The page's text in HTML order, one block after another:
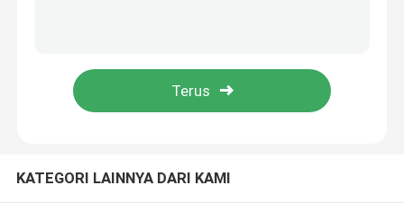
KATEGORI LAINNYA DARI KAMI